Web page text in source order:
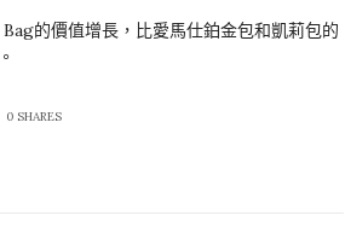
的價值增長，比愛馬仕鉑金包和凱莉包的
0 SHARES